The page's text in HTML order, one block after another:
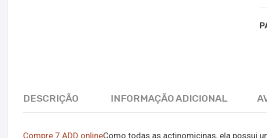
DESCRIÇÃO INFORMAÇÃO ADICIONAL
Compre 7 ADD onlineComo todas as actinomicinas, ela possui